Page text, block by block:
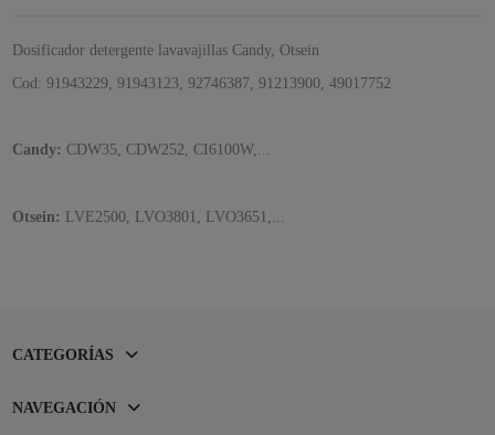
Dosificador detergente lavavajillas Candy, Otsein
Cod: 91943229, 91943123, 92746387, 91213900, 49017752
Candy: CDW35, CDW252, CI6100W,...
Otsein: LVE2500, LVO3801, LVO3651,...
CATEGORÍAS
NAVEGACIÓN